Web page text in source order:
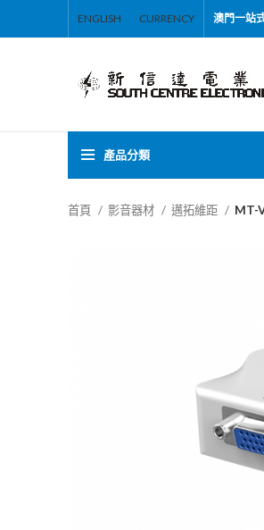
ENGLISH CURRENCY 澳門一站
產品分類
首頁 影音器材 邁拓維距 MT-